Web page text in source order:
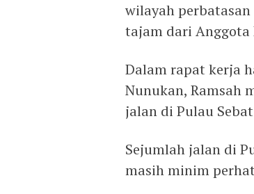
wilayah
tajam dari Anggota
Dalam rapat kerja
Nunukan, Ramsah
jalan di Pulau
Sejumlah jalan di
masih minim